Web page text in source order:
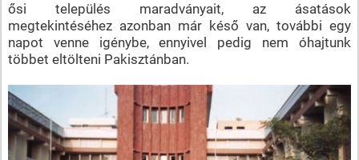
ősi település maradványait, az ásatások
megtekintéséhez azonban már késő van, további egy
napot venne igénybe, ennyivel pedig nem óhajtunk
többet eltölteni Pakisztánban.